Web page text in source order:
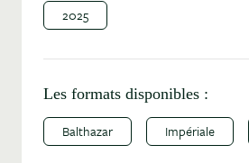
2025
Les formats disponibles :
Balthazar Impériale